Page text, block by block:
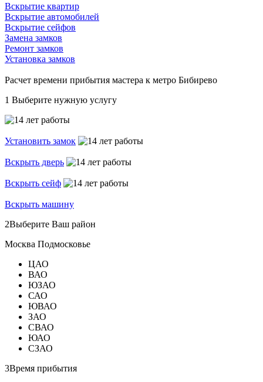
Вскрытие квартир
Вскрытие автомобилей
Вскрытие сейфов
Замена замков
Ремонт замков
Установка замков
Расчет времени прибытия мастера к метро Бибирево
1 Выберите нужную услугу
Установить замок
Вскрыть дверь
Вскрыть сейф
Вскрыть машину
2Выберите Ваш район
Москва Подмосковье
ЦАО
ВАО
ЮЗАО
САО
ЮВАО
ЗАО
СВАО
ЮАО
СЗАО
3Время прибытия